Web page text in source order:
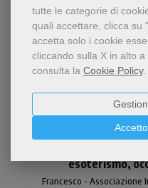
tutte le categorie di
quali accettare, clicca su
accetta solo i cookie
cliccando sulla X in alto a
consulta la Cookie Policy.
Saggio
visione di
del
Francesco - Associazione
esoterismo,